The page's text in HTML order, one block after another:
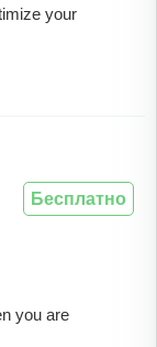
your
you are
Бесплатно